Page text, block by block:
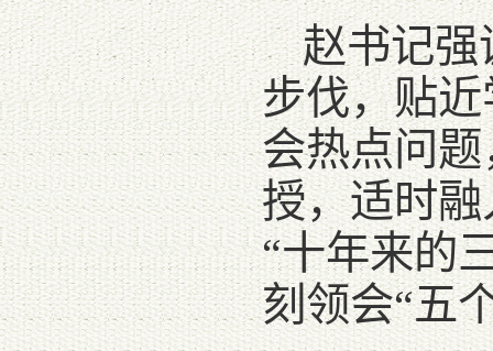
赵书记强
步伐，贴
会热点问
授，适时
“十年来的
刻领会“五